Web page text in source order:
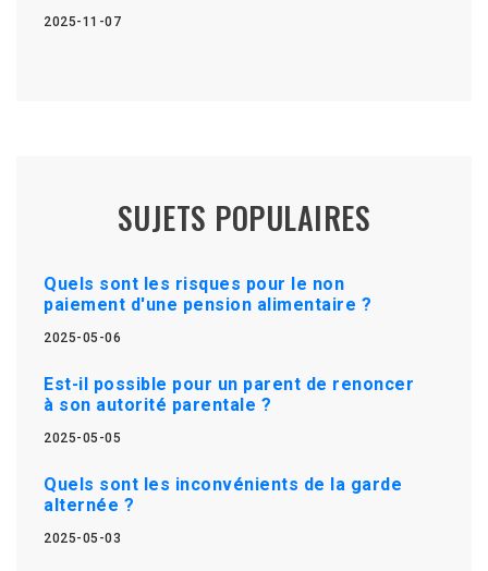
2025-11-07
SUJETS POPULAIRES
Quels sont les risques pour le non
paiement d'une pension alimentaire ?
2025-05-06
Est-il possible pour un parent de renoncer
à son autorité parentale ?
2025-05-05
Quels sont les inconvénients de la garde
alternée ?
2025-05-03